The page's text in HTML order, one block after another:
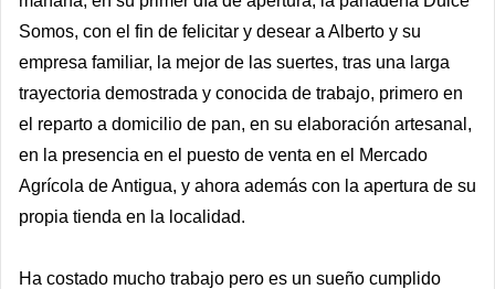
Somos, con el fin de felicitar y desear a Alberto y su
empresa familiar, la mejor de las suertes, tras una larga
trayectoria demostrada y conocida de trabajo, primero en
el reparto a domicilio de pan, en su elaboración artesanal,
en la presencia en el puesto de venta en el Mercado
Agrícola de Antigua, y ahora además con la apertura de su
propia tienda en la localidad.
Ha costado mucho trabajo pero es un sueño cumplido